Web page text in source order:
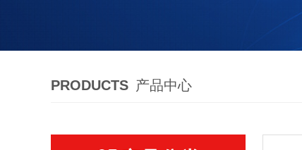
PRODUCTS 产品中心